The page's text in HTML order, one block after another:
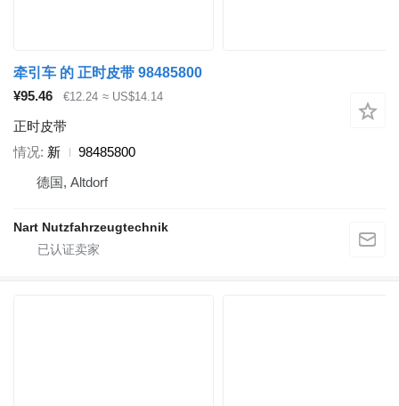
牵引车 的 正时皮带 98485800
¥95.46
€12.24 ≈ US$14.14
正时皮带
情况 新
98485800
德国, Altdorf
Nart Nutzfahrzeugtechnik